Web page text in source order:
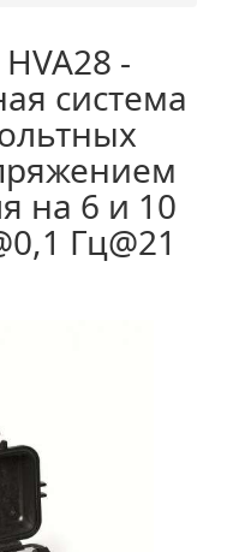
-
система
на 6 и 10
Гц@21